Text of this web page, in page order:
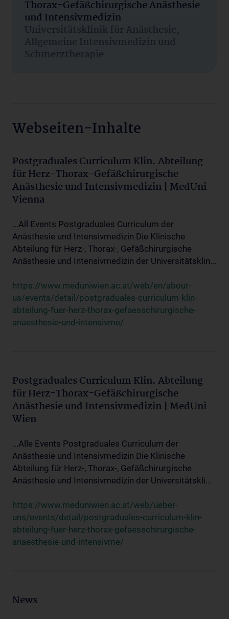
Thorax-Gefäßchirurgische Anästhesie
und Intensivmedizin
Universitätsklinik für Anästhesie,
Allgemeine Intensivmedizin und
Schmerztherapie
Webseiten-Inhalte
Postgraduales Curriculum Klin. Abteilung
für Herz-Thorax-Gefäßchirurgische
Anästhesie und Intensivmedizin | MedUni
Vienna
...All Events Postgraduales Curriculum der
Anästhesie und Intensivmedizin Die Klinische
Abteilung für Herz-, Thorax-, Gefäßchirurgische
Anästhesie und Intensivmedizin der Universitätsklin...
https://www.meduniwien.ac.at/web/en/about-
us/events/detail/postgraduales-curriculum-klin-
abteilung-fuer-herz-thorax-gefaesschirurgische-
anaesthesie-und-intensivme/
Postgraduales Curriculum Klin. Abteilung
für Herz-Thorax-Gefäßchirurgische
Anästhesie und Intensivmedizin | MedUni
Wien
...Alle Events Postgraduales Curriculum der
Anästhesie und Intensivmedizin Die Klinische
Abteilung für Herz-, Thorax-, Gefäßchirurgische
Anästhesie und Intensivmedizin der Universitätskli...
https://www.meduniwien.ac.at/web/ueber-
uns/events/detail/postgraduales-curriculum-klin-
abteilung-fuer-herz-thorax-gefaesschirurgische-
anaesthesie-und-intensivme/
News